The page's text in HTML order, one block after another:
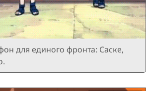
для единого фронта: Саске,